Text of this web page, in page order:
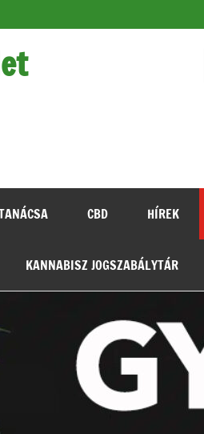
Hiteles tájékoztatás a
CBD HÍREK
KANNABISZ JOGSZABÁLYTÁR